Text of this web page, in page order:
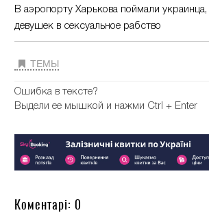
В аэропорту Харькова поймали
девушек в сексуальное рабство
ТЕМЫ
Ошибка в тексте?
Выдели ее мышкой и нажми Ctrl + Enter
Коментарі: 0